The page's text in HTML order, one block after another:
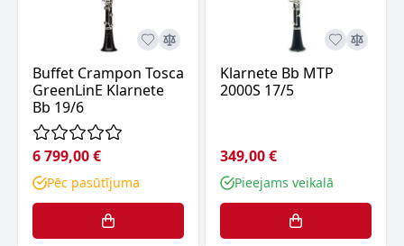
Buffet Crampon Tosca
GreenLinE Klarnete
Bb 19/6
6 799,00 €
Pēc pasūtījuma
Klarnete Bb MTP
2000S 17/5
349,00 €
Pieejams veikalā